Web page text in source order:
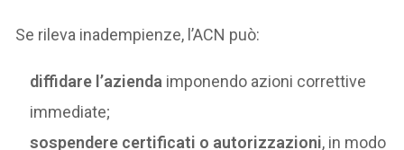
Se rileva inadempienze, l’ACN può:
diffidare l’azienda imponendo azioni correttive
immediate;
sospendere certificati o autorizzazioni, in modo